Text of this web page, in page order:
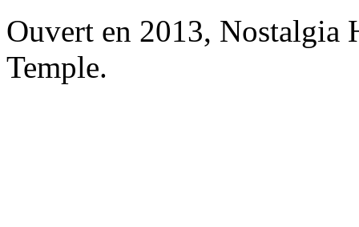
Ouvert en 2013, Nostalgia
Temple.